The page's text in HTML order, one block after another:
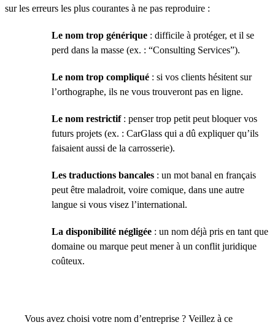
sur les erreurs les plus courantes à ne pas reproduire :
Le nom trop générique : difficile à protéger, et il se
perd dans la masse (ex. : “Consulting Services”).
Le nom trop compliqué : si vos clients hésitent sur
l’orthographe, ils ne vous trouveront pas en ligne.
Le nom restrictif: penser trop petit peut bloquer vos
futurs projets (ex. : CarGlass qui a dû expliquer qu’ils
faisaient aussi de la carrosserie).
Les traductions bancales : un mot banal en français
peut être maladroit, voire comique, dans une autre
langue si vous visez l’international.
La disponibilité négligée : un nom déjà pris en tant que
domaine ou marque peut mener à un conflit juridique
coûteux.
Vous avez choisi votre nom d’entreprise ? Veillez à ce